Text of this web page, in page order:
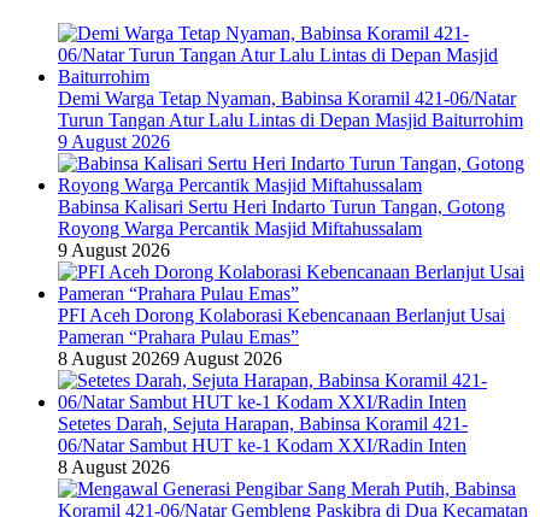
Demi Warga Tetap Nyaman, Babinsa Koramil 421-06/Natar
Turun Tangan Atur Lalu Lintas di Depan Masjid Baiturrohim
9 August 2026
Babinsa Kalisari Sertu Heri Indarto Turun Tangan, Gotong
Royong Warga Percantik Masjid Miftahussalam
9 August 2026
PFI Aceh Dorong Kolaborasi Kebencanaan Berlanjut Usai
Pameran “Prahara Pulau Emas”
8 August 20269 August 2026
Setetes Darah, Sejuta Harapan, Babinsa Koramil 421-
06/Natar Sambut HUT ke-1 Kodam XXI/Radin Inten
8 August 2026